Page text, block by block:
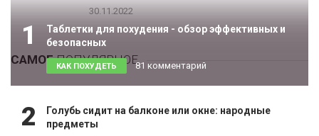
30.11.2022
САМОЕПОПУЛЯРНОЕ
1
Таблетки для похудения - обзор эффективных и
безопасных
КАК ПОХУДЕТЬ 81 комментарий
2
Голубь сидит на балконе или окне: народные
предметы